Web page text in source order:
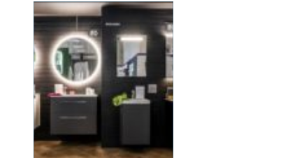
klarar. När gamla
hålmått, ovanliga former
eller kulturhistoriska krav
krockar med dagens
byggregler behövs
skräddarsydda lösni...